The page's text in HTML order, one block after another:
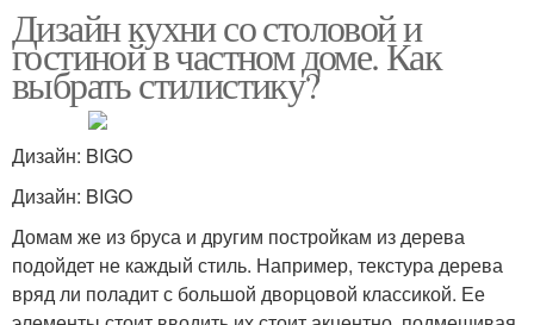
Дизайн кухни со столовой и
гостиной в частном доме. Как
выбрать стилистику?
Дизайн: BIGO
Дизайн: BIGO
Домам же из бруса и другим постройкам из дерева
подойдет не каждый стиль. Например, текстура дерева
вряд ли поладит с большой дворцовой классикой. Ее